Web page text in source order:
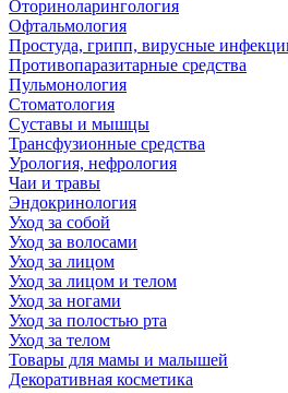
Оториноларингология
Офтальмология
Простуда, грипп, вирусные
Противопаразитарные средства
Пульмонология
Стоматология
Суставы и мышцы
Трансфузионные средства
Урология, нефрология
Чаи и травы
Эндокринология
Уход за собой
Уход за волосами
Уход за лицом
Уход за лицом и телом
Уход за ногами
Уход за полостью рта
Уход за телом
Товары для мамы и малышей
Декоративная косметика